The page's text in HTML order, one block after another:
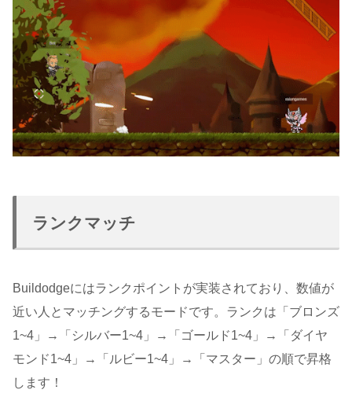
ランクマッチ
Buildodgeにはランクポイントが実装されており、数値が
近い人とマッチングするモードです。ランクは「ブロンズ
1~4」→「シルバー1~4」→「ゴールド1~4」→「ダイヤ
モンド1~4」→「ルビー1~4」→「マスター」の順で昇格
します！